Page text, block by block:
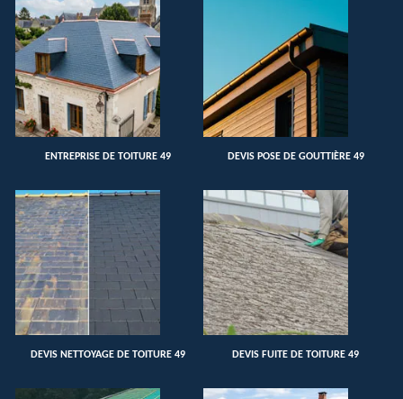
ENTREPRISE DE TOITURE 49 DEVIS POSE DE GOUTTIÈRE 49
DEVIS NETTOYAGE DE TOITURE 49 DEVIS FUITE DE TOITURE 49